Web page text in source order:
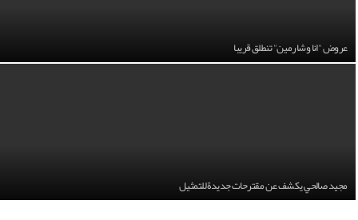
عروض "انا وشارمين" تنطلق قريبا
مجيد صالحي يكشف عن مقترحات جديدة للتمثيل